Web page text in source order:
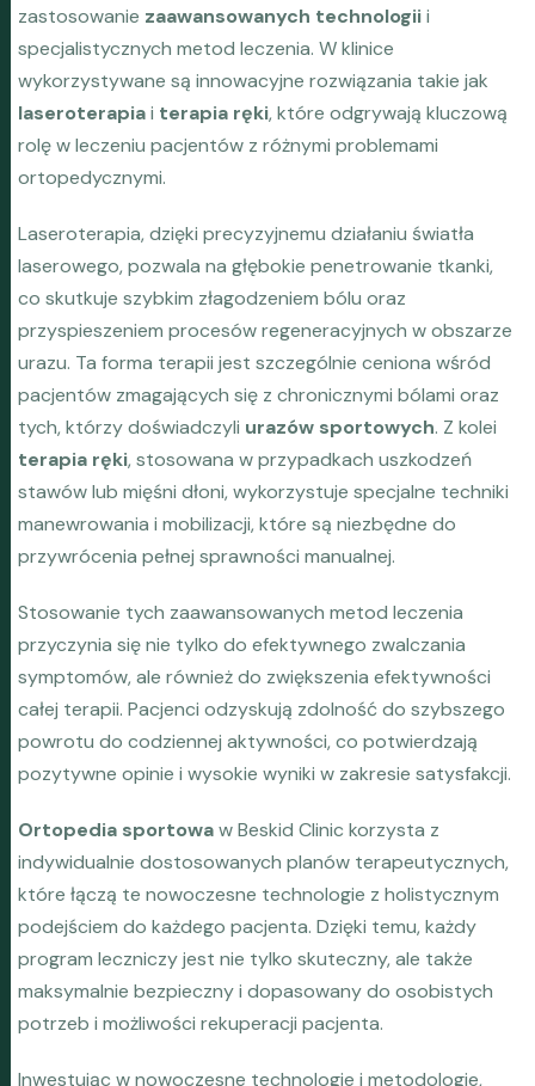
zastosowanie zaawansowanych technologiii
specjalistycznych metod leczenia. W klinice
wykorzystywane są innowacyjne rozwiązania takie jak
laseroterapiai terapia ręki, które odgrywają kluczową
rolę w leczeniu pacjentów z różnymi problemami
ortopedycznymi.
Laseroterapia, dzięki precyzyjnemu działaniu światła
laserowego, pozwala na głębokie penetrowanie tkanki,
co skutkuje szybkim złagodzeniem bólu oraz
przyspieszeniem procesów regeneracyjnych w obszarze
urazu. Ta forma terapii jest szczególnie ceniona wśród
pacjentów zmagających się z chronicznymi bólami oraz
tych, którzy doświadczyli urazów sportowych. Z kolei
terapia ręki, stosowana w przypadkach uszkodzeń
stawów lub mięśni dłoni, wykorzystuje specjalne techniki
manewrowania i mobilizacji, które są niezbędne do
przywrócenia pełnej sprawności manualnej.
Stosowanie tych zaawansowanych metod leczenia
przyczynia się nie tylko do efektywnego zwalczania
symptomów, ale również do zwiększenia efektywności
całej terapii. Pacjenci odzyskują zdolność do szybszego
powrotu do codziennej aktywności, co potwierdzają
pozytywne opinie i wysokie wyniki w zakresie satysfakcji.
Ortopedia sportowaw Beskid Clinic korzysta z
indywidualnie dostosowanych planów terapeutycznych,
które łączą te nowoczesne technologie z holistycznym
podejściem do każdego pacjenta. Dzięki temu, każdy
program leczniczy jest nie tylko skuteczny, ale także
maksymalnie bezpieczny i dopasowany do osobistych
potrzeb i możliwości rekuperacji pacjenta.
Inwestując w nowoczesne technologie i metodologie,